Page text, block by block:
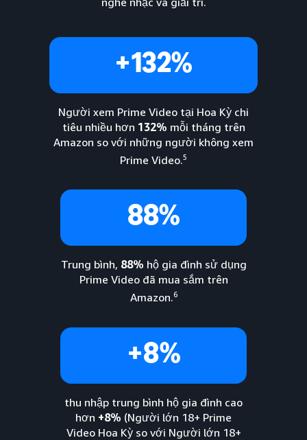
+132%
Người xem Prime Video tại Hoa Kỳ chi
tiêu nhiều hơn 132% mỗi tháng trên
Amazon so với những người không xem
Prime Video.5
88%
Trung bình, 88% hộ gia đình sử dụng
Prime Video đã mua sắm trên
Amazon.6
+8%
thu nhập trung bình hộ gia đình cao
hơn +8% (Người lớn 18+ Prime
Video Hoa Kỳ so với Người lớn 18+